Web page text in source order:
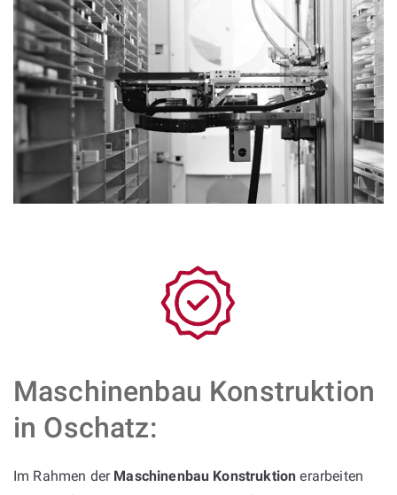
Maschinenbau Konstruktion
in Oschatz:
Im Rahmen der Maschinenbau Konstruktion erarbeiten